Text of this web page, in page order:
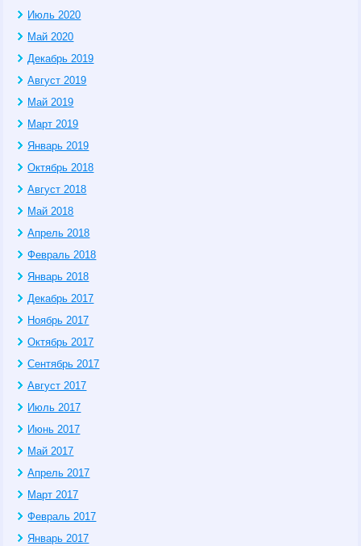
Июль 2020
Май 2020
Декабрь 2019
Август 2019
Май 2019
Март 2019
Январь 2019
Октябрь 2018
Август 2018
Май 2018
Апрель 2018
Февраль 2018
Январь 2018
Декабрь 2017
Ноябрь 2017
Октябрь 2017
Сентябрь 2017
Август 2017
Июль 2017
Июнь 2017
Май 2017
Апрель 2017
Март 2017
Февраль 2017
Январь 2017